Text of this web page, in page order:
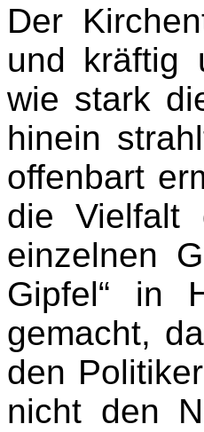
Der
und kräftig
wie stark
hinein
offenbart
die Vielfalt
einzelnen
Gipfel“ in
gemacht,
den
nicht den